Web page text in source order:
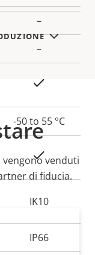
–
–
-50 to 55 °C
Sì
IK10
IP66
venduti
di fiducia.